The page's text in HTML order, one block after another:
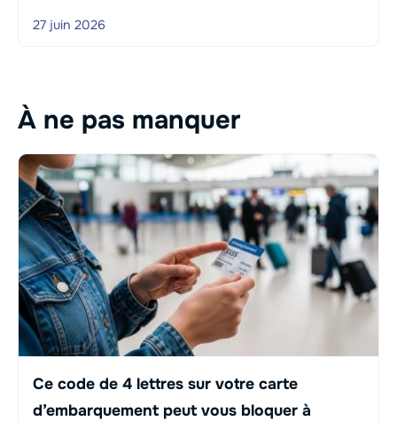
27 juin 2026
À ne pas manquer
Ce code de 4 lettres sur votre carte
d’embarquement peut vous bloquer à